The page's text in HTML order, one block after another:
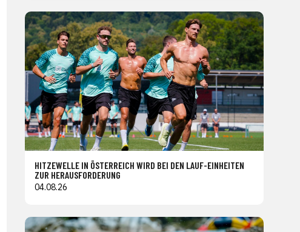
HITZEWELLE IN ÖSTERREICH WIRD BEI DEN LAUF-EINHEITEN
ZUR HERAUSFORDERUNG
04.08.26